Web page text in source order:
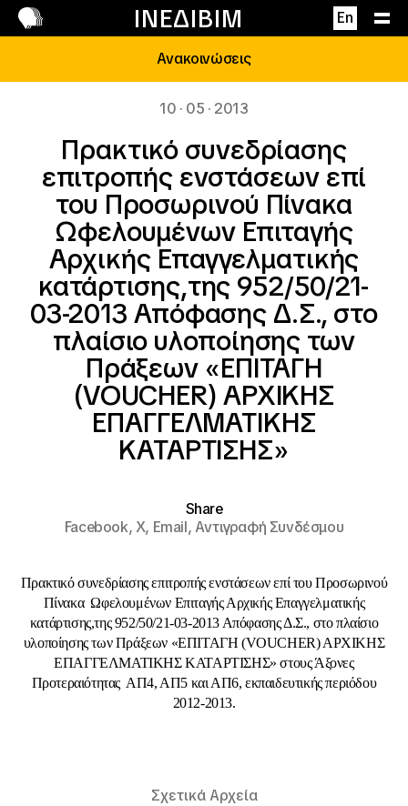
ΙΝΕΔΙΒΙΜ En
Επικοινωνία
Ανακοινώσεις
10 · 05 · 2013
Πρακτικό συνεδρίασης
επιτροπής ενστάσεων επί
του Προσωρινού Πίνακα
Ωφελουμένων Επιταγής
Αρχικής Επαγγελματικής
κατάρτισης,της 952/50/21-
03-2013 Απόφασης Δ.Σ., στο
πλαίσιο υλοποίησης των
Πράξεων «ΕΠΙΤΑΓΗ
(VOUCHER) ΑΡΧΙΚΗΣ
ΕΠΑΓΓΕΛΜΑΤΙΚΗΣ
ΚΑΤΑΡΤΙΣΗΣ»
Share
Facebook,X, Email,Αντιγραφή Συνδέσμου
Πρακτικό συνεδρίασης επιτροπής ενστάσεων επί του Προσωρινού
Πίνακα Ωφελουμένων Επιταγής Αρχικής Επαγγελματικής
κατάρτισης,της 952/50/21-03-2013 Απόφασης Δ.Σ., στο πλαίσιο
υλοποίησης των Πράξεων «ΕΠΙΤΑΓΗ (VOUCHER) ΑΡΧΙΚΗΣ
ΕΠΑΓΓΕΛΜΑΤΙΚΗΣ ΚΑΤΑΡΤΙΣΗΣ» στους Άξονες
Προτεραιότητας ΑΠ4, ΑΠ5 και ΑΠ6, εκπαιδευτικής περιόδου
2012-2013.
Σχετικά Αρχεία